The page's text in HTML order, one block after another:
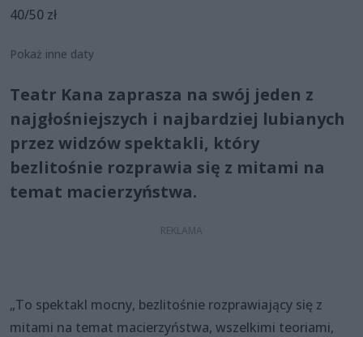
40/50 zł
Pokaż inne daty
Teatr Kana zaprasza na swój jeden z
najgłośniejszych i najbardziej lubianych
przez widzów spektakli, który
bezlitośnie rozprawia się z mitami na
temat macierzyństwa.
„To spektakl mocny, bezlitośnie rozprawiający się z
mitami na temat macierzyństwa, wszelkimi teoriami,